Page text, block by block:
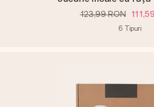
123,99 RON
6 Tipuri